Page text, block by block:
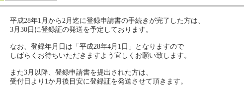
平成28年1月から2月迄に登録申請書の手続きが完了した方は、
3月30日に登録証の発送を予定しております。
なお、登録年月日は「平成28年4月1日」となりますので
しばらくお待ちいただきますよう宜しくお願い致します。
また3月以降、登録申請書を提出された方は、
受付日より1か月後目安に登録証を発送させて頂きます。